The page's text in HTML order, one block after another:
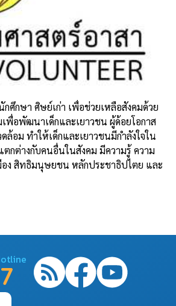
กศึกษา ศิษย์เก่า เพื่อช่วยเหลือสังคมด้วย
เพื่อพัฒนาเด็กและเยาวชน ผู้ด้อยโอกาส
อม ทำให้เด็กและเยาวชนมีกำลังใจใน
ตกต่างกับคนอื่นในสังคม มีความรู้ ความ
อง สิทธิมนุษยชน หลักประชาธิปไตย และ